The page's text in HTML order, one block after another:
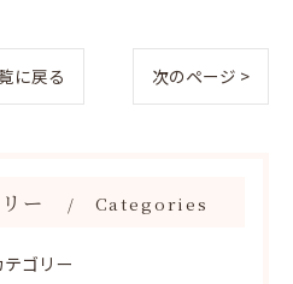
に戻る 次のページ >
ー Categories
ゴリー